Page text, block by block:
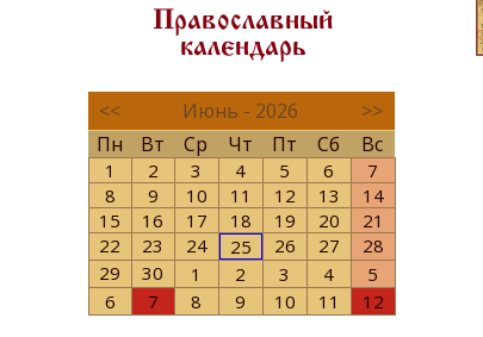
Православный
календарь
<< Июнь - 2026
>>
Пн
Вт Ср Чт Пт Сб Вс
1 2 3 4 5 6
7
8
9 10 11 12 13
14
15
16 17 18 19 20
21
22
23 24 25 26 27
28
29
30 1 2 3 4
5
6
7 8 9 10 11 12